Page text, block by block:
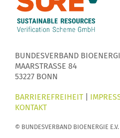
BUNDESVERBAND
MAARSTRASSE 84
53227 BONN
BARRIEREFREIHEIT
KONTAKT
© BUNDESVERBAND BIOENERGIE